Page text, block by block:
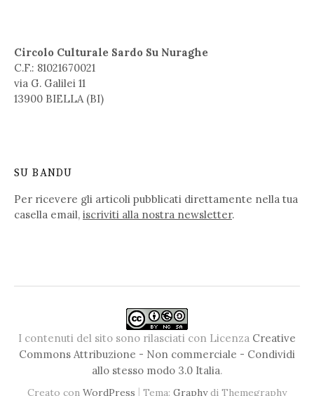
Circolo Culturale Sardo Su Nuraghe
C.F.: 81021670021
via G. Galilei 11
13900 BIELLA (BI)
SU BANDU
Per ricevere gli articoli pubblicati direttamente nella tua
casella email, iscriviti alla nostra newsletter.
I contenuti del sito sono rilasciati con Licenza Creative
Commons Attribuzione - Non commerciale - Condividi
allo stesso modo 3.0 Italia.
Creato con WordPress | Tema: Graphydi Themegraphy